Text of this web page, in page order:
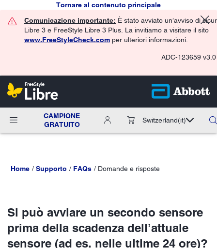
Tornare al contenuto principale
Comunicazione importante: È stato avviato un’avviso di
Libre 3 e FreeStyle Libre 3 Plus. La invitiamo a visitare il sito
www.FreeStyleCheck.com per ulteriori informazioni.
ADC-123659 v3.0
CAMPIONE
GRATUITO
Switzerland(it)
Home Supporto FAQs Domande e risposte
Si può avviare un secondo sensore
prima della scadenza dell’attuale
sensore (ad es. nelle ultime 24 ore)?